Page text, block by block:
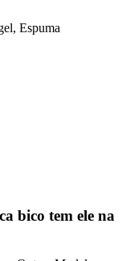
Espuma
bico tem ele na